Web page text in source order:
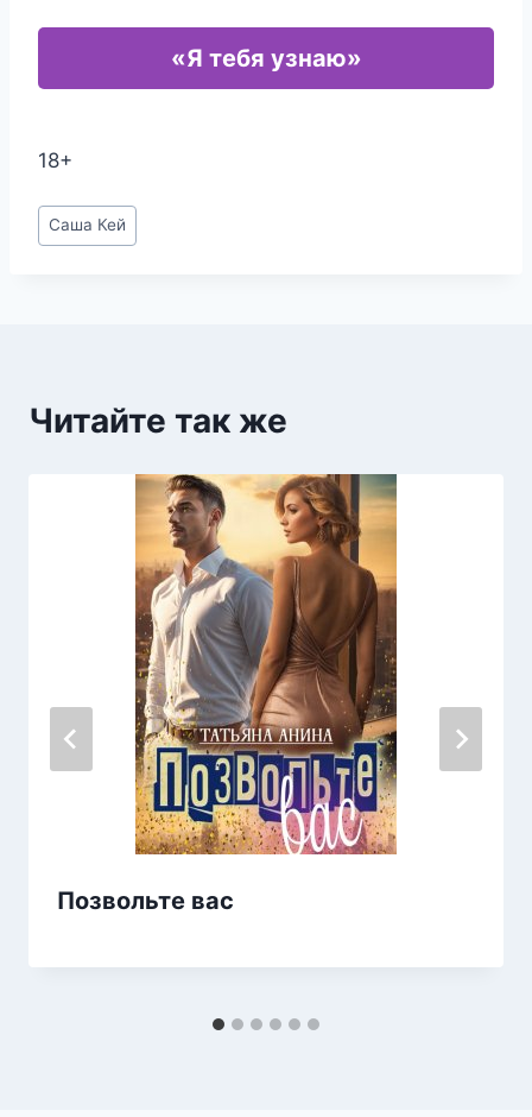
«Я тебя узнаю»
18+
Метки
записи:
Саша Кей
Читайте так же
Позвольте вас